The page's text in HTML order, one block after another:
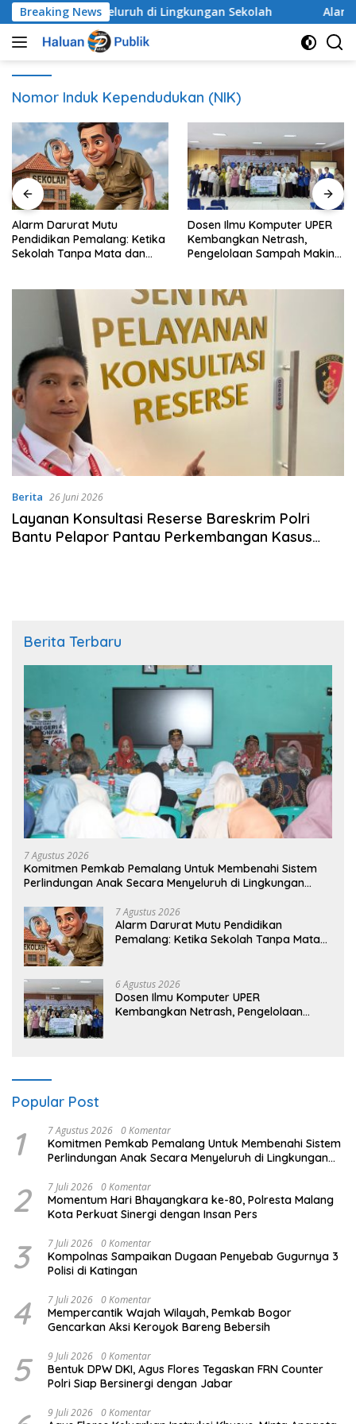
Langsung
ke
konten
Breaking News
Secara Menyeluruh di Lingkungan Sekolah Alarm
Nomor Induk Kependudukan (NIK)
Alarm Darurat Mutu
Pendidikan Pemalang: Ketika
Sekolah Tanpa Mata dan
Dosen Ilmu Komputer UPER
Kembangkan Netrash,
Pengelolaan Sampah Makin
Berita 26 Juni 2026
Layanan Konsultasi Reserse Bareskrim Polri
Bantu Pelapor Pantau Perkembangan Kasus
Berita Terbaru
7 Agustus 2026
Komitmen Pemkab Pemalang Untuk Membenahi Sistem
Perlindungan Anak Secara Menyeluruh di Lingkungan
7 Agustus 2026
Alarm Darurat Mutu Pendidikan
Pemalang: Ketika Sekolah Tanpa Mata
6 Agustus 2026
Dosen Ilmu Komputer UPER
Kembangkan Netrash, Pengelolaan
Popular Post
1 7 Agustus 2026 0 Komentar
Komitmen Pemkab Pemalang Untuk Membenahi Sistem
Perlindungan Anak Secara Menyeluruh di Lingkungan
2 7 Juli 2026 0 Komentar
Momentum Hari Bhayangkara ke-80, Polresta Malang
Kota Perkuat Sinergi dengan Insan Pers
3 7 Juli 2026 0 Komentar
Kompolnas Sampaikan Dugaan Penyebab Gugurnya 3
Polisi di Katingan
4 7 Juli 2026 0 Komentar
Mempercantik Wajah Wilayah, Pemkab Bogor
Gencarkan Aksi Keroyok Bareng Bebersih
5 9 Juli 2026 0 Komentar
Bentuk DPW DKI, Agus Flores Tegaskan FRN Counter
Polri Siap Bersinergi dengan Jabar
9 Juli 2026 0 Komentar